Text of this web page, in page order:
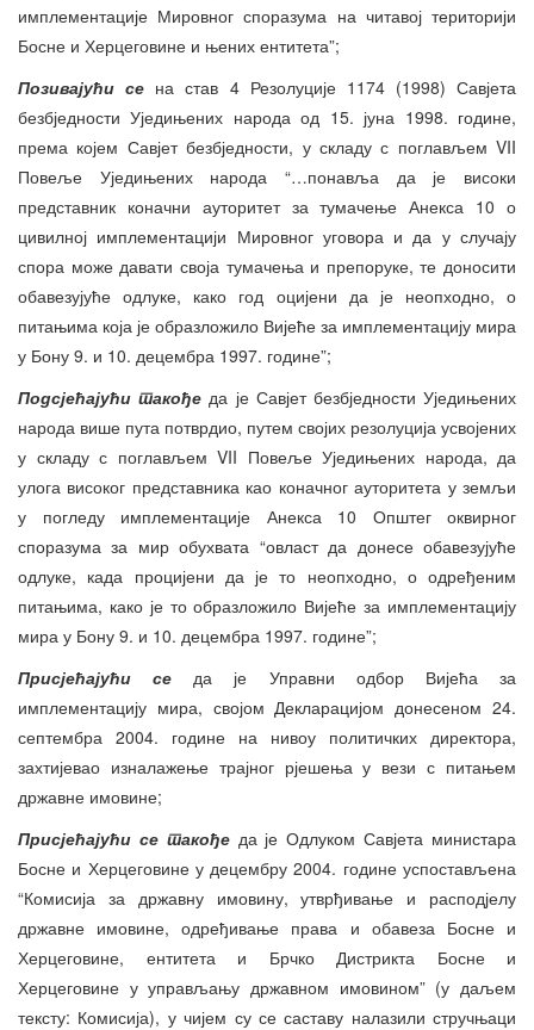
имплементације Мировног споразума на читавој територији
Босне и Херцеговине и њених ентитета”;
Позивајући се на став 4 Резолуције 1174 (1998) Савјета
безбједности Уједињених народа од 15. јуна 1998. године,
према којем Савјет безбједности, у складу с поглављем VII
Повеље Уједињених народа “…понавља да је високи
представник коначни ауторитет за тумачење Анекса 10 о
цивилној имплементацији Мировног уговора и да у случају
спора може давати своја тумачења и препоруке, те доносити
обавезујуће одлуке, како год оцијени да је неопходно, о
питањима која је образложило Вијеће за имплементацију мира
у Бону 9. и 10. децембра 1997. године”;
Подсјећајући такође да је Савјет безбједности Уједињених
народа више пута потврдио, путем својих резолуција усвојених
у складу с поглављем VII Повеље Уједињених народа, да
улога високог представника као коначног ауторитета у земљи
у погледу имплементације Анекса 10 Општег оквирног
споразума за мир обухвата “овласт да донесе обавезујуће
одлуке, када процијени да је то неопходно, о одређеним
питањима, како је то образложило Вијеће за имплементацију
мира у Бону 9. и 10. децембра 1997. године”;
Присјећајући се да је Управни одбор Вијећа за
имплементацију мира, својом Декларацијом донесеном 24.
септембра 2004. године на нивоу политичких директора,
захтијевао изналажење трајног рјешења у вези с питањем
државне имовине;
Присјећајући се такођеда је Одлуком Савјета министара
Босне и Херцеговине у децембру 2004. године успостављена
“Комисија за државну имовину, утврђивање и расподјелу
државне имовине, одређивање права и обавеза Босне и
Херцеговине, ентитета и Брчко Дистрикта Босне и
Херцеговине у управљању државном имовином” (у даљем
тексту: Комисија), у чијем су се саставу налазили стручњаци